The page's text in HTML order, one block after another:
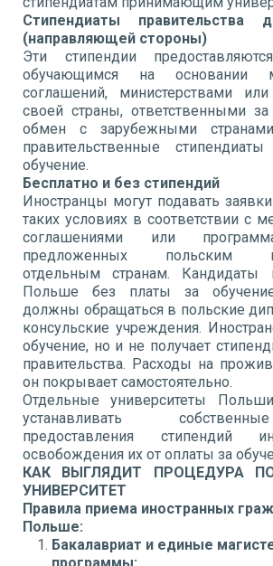
Стипендиаты правительства
(направляющей стороны)
Эти стипендии
обучающимся на основании
соглашений, министерствами
своей страны, ответственными
обмен с зарубежными
правительственные
обучение.
Бесплатно и без стипендий
Иностранцы могут подавать
таких условиях в соответствии с
соглашениями или
предложенных польским
отдельным странам. Кандидаты
Польше без платы за
должны обращаться в польские
консульские учреждения.
обучение, но и не получает
правительства. Расходы на
он покрывает самостоятельно.
Отдельные университеты
устанавливать
предоставления стипендий
освобождения их от оплаты за
КАК ВЫГЛЯДИТ ПРОЦЕДУРА
УНИВЕРСИТЕТ
Правила приема иностранных
Польше:
Бакалавриат и единые